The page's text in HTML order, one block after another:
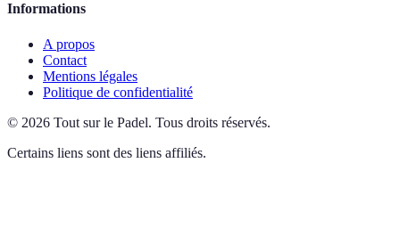
Informations
A propos
Contact
Mentions légales
Politique de confidentialité
© 2026 Tout sur le Padel. Tous droits réservés.
Certains liens sont des liens affiliés.